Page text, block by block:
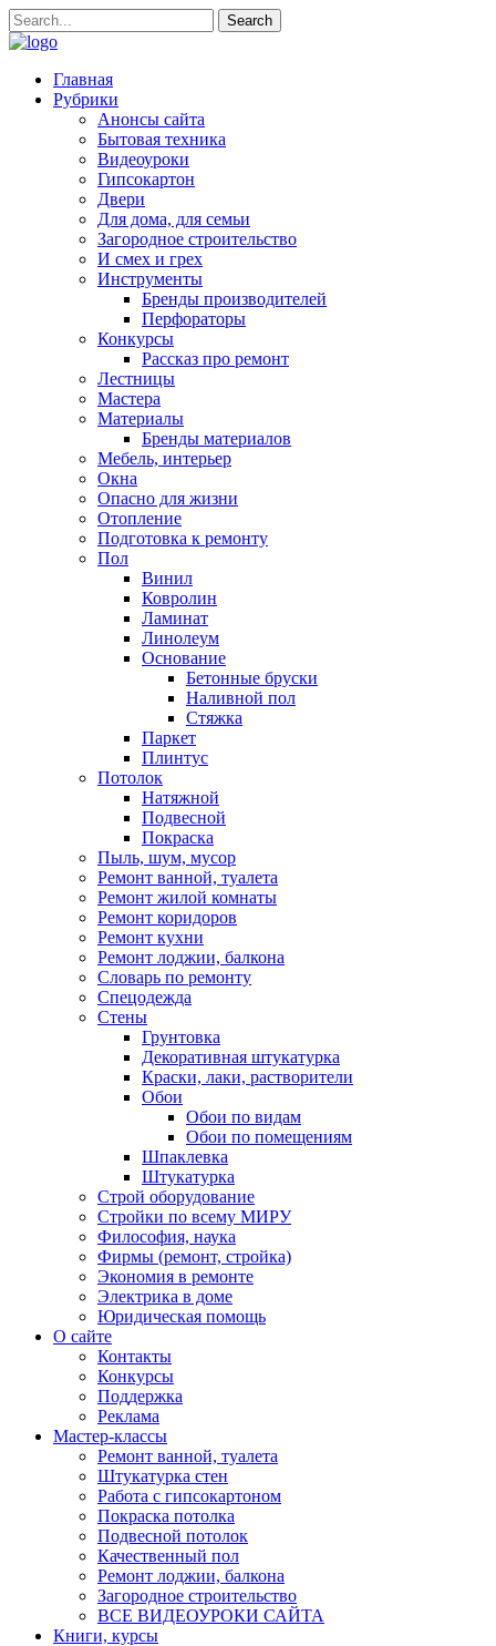
Главная
Рубрики
Анонсы сайта
Бытовая техника
Видеоуроки
Гипсокартон
Двери
Для дома, для семьи
Загородное строительство
И смех и грех
Инструменты
Бренды производителей
Перфораторы
Конкурсы
Рассказ про ремонт
Лестницы
Мастера
Материалы
Бренды материалов
Мебель, интерьер
Окна
Опасно для жизни
Отопление
Подготовка к ремонту
Пол
Винил
Ковролин
Ламинат
Линолеум
Основание
Бетонные бруски
Наливной пол
Стяжка
Паркет
Плинтус
Потолок
Натяжной
Подвесной
Покраска
Пыль, шум, мусор
Ремонт ванной, туалета
Ремонт жилой комнаты
Ремонт коридоров
Ремонт кухни
Ремонт лоджии, балкона
Словарь по ремонту
Спецодежда
Стены
Грунтовка
Декоративная штукатурка
Краски, лаки, растворители
Обои
Обои по видам
Обои по помещениям
Шпаклевка
Штукатурка
Строй оборудование
Стройки по всему МИРУ
Философия, наука
Фирмы (ремонт, стройка)
Экономия в ремонте
Электрика в доме
Юридическая помощь
О сайте
Контакты
Конкурсы
Поддержка
Реклама
Мастер-классы
Ремонт ванной, туалета
Штукатурка стен
Работа с гипсокартоном
Покраска потолка
Подвесной потолок
Качественный пол
Ремонт лоджии, балкона
Загородное строительство
ВСЕ ВИДЕОУРОКИ САЙТА
Книги, курсы